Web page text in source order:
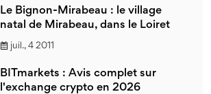
Le Bignon-Mirabeau : le village
natal de Mirabeau, dans le Loiret
juil., 4 2011
BITmarkets : Avis complet sur
l'exchange crypto en 2026